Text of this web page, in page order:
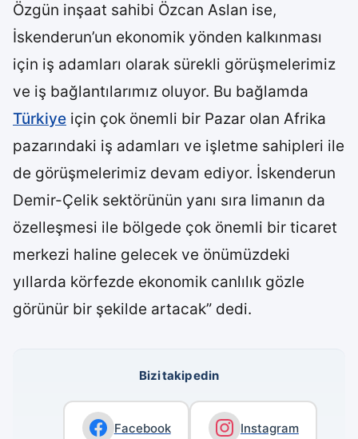
Özgün inşaat sahibi Özcan Aslan ise,
İskenderun’un ekonomik yönden kalkınması
için iş adamları olarak sürekli görüşmelerimiz
ve iş bağlantılarımız oluyor. Bu bağlamda
Türkiye için çok önemli bir Pazar olan Afrika
pazarındaki iş adamları ve işletme sahipleri ile
de görüşmelerimiz devam ediyor. İskenderun
Demir-Çelik sektörünün yanı sıra limanın da
özelleşmesi ile bölgede çok önemli bir ticaret
merkezi haline gelecek ve önümüzdeki
yıllarda körfezde ekonomik canlılık gözle
görünür bir şekilde artacak” dedi.
Bizi takip edin
Facebook Instagram